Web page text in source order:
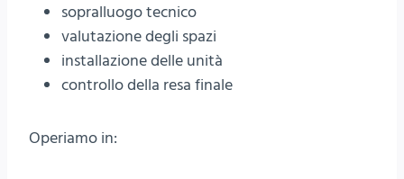
sopralluogo tecnico
valutazione degli spazi
installazione delle unità
controllo della resa finale
Operiamo in: